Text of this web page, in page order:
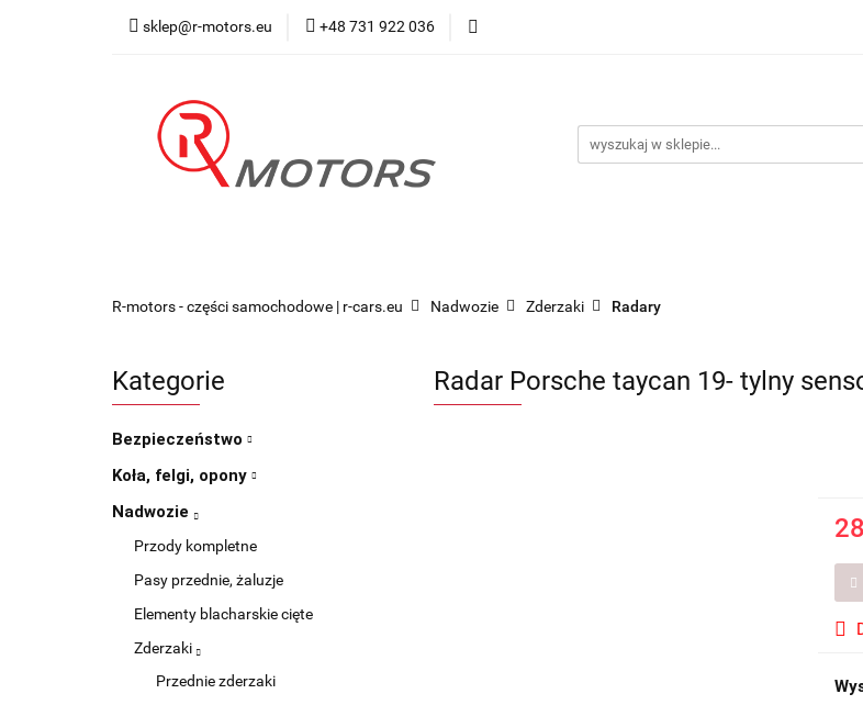
sklep@r-motors.eu +48 731 922 036
R-motors - części samochodowe | r-cars.eu Nadwozie Zderzaki Radary
Kategorie
Bezpieczeństwo
Koła, felgi, opony
Nadwozie
Przody kompletne
Pasy przednie, żaluzje
Elementy blacharskie cięte
Zderzaki
Przednie zderzaki
Radar Porsche taycan 19- tylny